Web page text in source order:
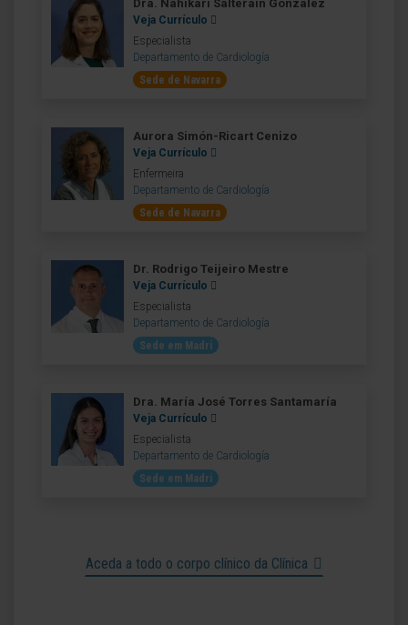
Dra. Nahikari Salterain González
Veja Currículo
Especialista
Departamento de Cardiología
Sede de Navarra
Aurora Simón-Ricart Cenizo
Veja Currículo
Enfermeira
Departamento de Cardiología
Sede de Navarra
Dr. Rodrigo Teijeiro Mestre
Veja Currículo
Especialista
Departamento de Cardiología
Sede em Madri
Dra. María José Torres Santamaría
Veja Currículo
Especialista
Departamento de Cardiología
Sede em Madri
Aceda a todo o corpo clínico da Clínica